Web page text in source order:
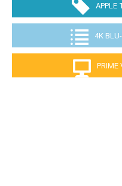
APPLE
4K
PRIME